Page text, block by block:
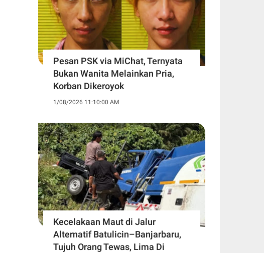
Pesan PSK via MiChat, Ternyata
Bukan Wanita Melainkan Pria,
Korban Dikeroyok
1/08/2026 11:10:00 AM
Kecelakaan Maut di Jalur
Alternatif Batulicin–Banjarbaru,
Tujuh Orang Tewas, Lima Di